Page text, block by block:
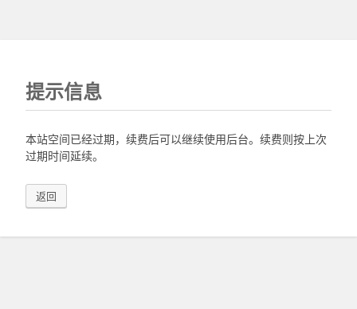
提示信息
本站空间已经过期，续费后可以继续使用后台。续费则按上次
过期时间延续。
返回